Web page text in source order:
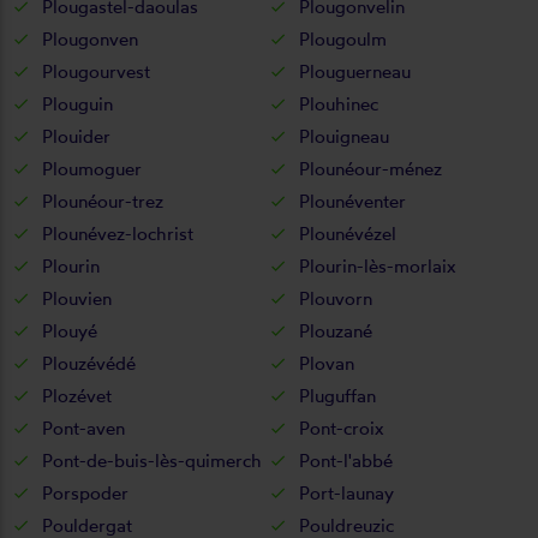
Plougastel-daoulas
Plougonvelin
Plougonven
Plougoulm
Plougourvest
Plouguerneau
Plouguin
Plouhinec
Plouider
Plouigneau
Ploumoguer
Plounéour-ménez
Plounéour-trez
Plounéventer
Plounévez-lochrist
Plounévézel
Plourin
Plourin-lès-morlaix
Plouvien
Plouvorn
Plouyé
Plouzané
Plouzévédé
Plovan
Plozévet
Pluguffan
Pont-aven
Pont-croix
Pont-de-buis-lès-quimerch
Pont-l'abbé
Porspoder
Port-launay
Pouldergat
Pouldreuzic